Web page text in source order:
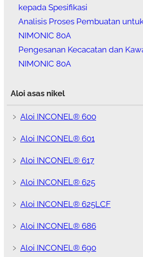
kepada Spesifikasi
Analisis Proses Pembuatan
NIMONIC 80A
Pengesanan Kecacatan dan
NIMONIC 80A
Aloi asas nikel
﹥ Aloi INCONEL® 600
﹥ Aloi INCONEL® 601
﹥ Aloi INCONEL® 617
﹥ Aloi INCONEL® 625
﹥ Aloi INCONEL® 625LCF
﹥ Aloi INCONEL® 686
﹥ Aloi INCONEL® 690